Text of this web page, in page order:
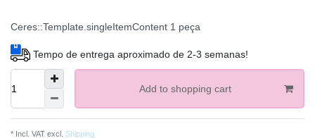
Ceres::Template.singleItemContent 1 peça
Tempo de entrega aproximado de 2-3 semanas!
Add to shopping cart
* Incl. VAT excl. Shipping